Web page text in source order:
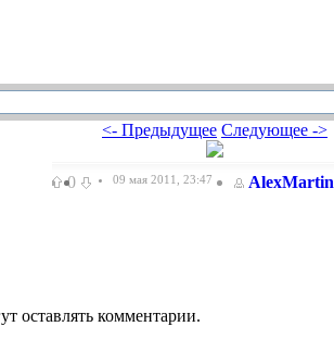
<- Предыдущее Следующее ->
0 09 мая 2011, 23:47 AlexMartin
оставлять комментарии.